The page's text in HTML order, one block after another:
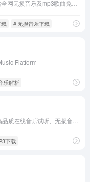
# 无损音乐下载
Platform
乐解析
下载